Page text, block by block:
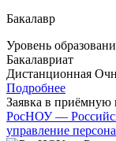
Бакалавр
Уровень
Бакалавриат
Дистанционная
Подробнее
Заявка в приёмную
РосНОУ —
управление